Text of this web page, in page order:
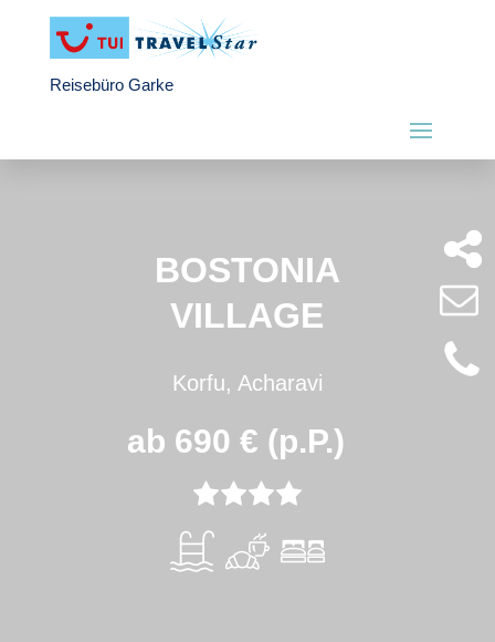
Reisebüro Garke
BOSTONIA
VILLAGE
Korfu, Acharavi
ab 690 € (p.P.)